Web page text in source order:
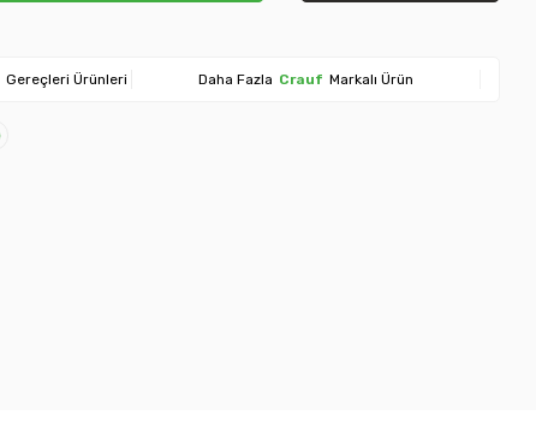
Gereçleri Ürünleri Daha Fazla Crauf Markalı Ürün